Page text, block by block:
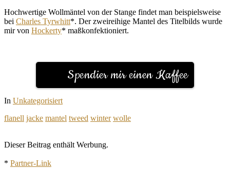
Hochwertige Wollmäntel von der Stange findet man beispielsweise
bei Charles Tyrwhitt*. Der zweireihige Mantel des Titelbilds wurde
mir von Hockerty* maßkonfektioniert.
Spendier mir einen Kaffee
In Unkategorisiert
flanell jacke mantel tweed winter wolle
Dieser Beitrag enthält Werbung.
* Partner-Link